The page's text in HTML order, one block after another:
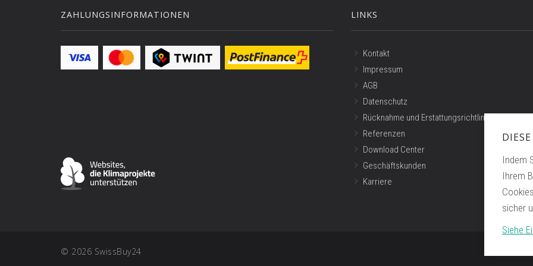
Indem
Ihrem
sicher
Siehe
ZAHLUNGSINFORMATIONEN LINKS
Kontakt
Impressum
AGB
Datenschutz
Rücknahme und Erstattungsrichtlinien
Referenzen
Download Center
Geschäftskunden
Karriere
© 2026 SwissBuy24